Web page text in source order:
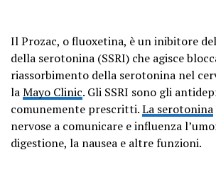
Il Prozac, o fluoxetina, è un inibitore
della serotonina (SSRI) che agisce
riassorbimento della serotonina nel
laMayo Clinic. Gli SSRI sono gli
comunemente prescritti.La serotonina
nervose a comunicare e influenza
digestione, la nausea e altre funzioni.